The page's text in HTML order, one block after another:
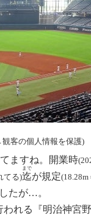
客の個人情報を保護)
ますね。 開業時
てる)迄
まで
が規定
たが…。
われる『明治神宮